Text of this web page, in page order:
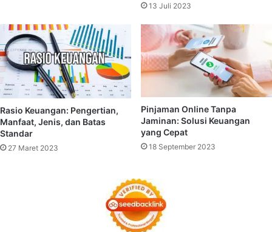
13 Juli 2023
Rasio Keuangan: Pengertian,
Manfaat, Jenis, dan Batas
Standar
27 Maret 2023
Pinjaman Online Tanpa
Jaminan: Solusi Keuangan
yang Cepat
18 September 2023